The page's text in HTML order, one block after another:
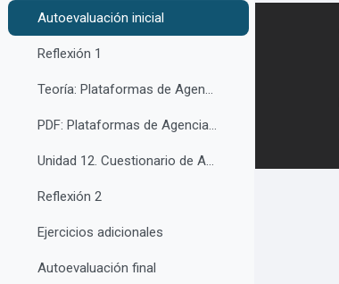
Autoevaluación inicial
Reflexión 1
Teoría: Plataformas de Agencia de Viajes
PDF: Plataformas de Agencias de Viaje
Unidad 12. Cuestionario de Autoevaluación
Reflexión 2
Ejercicios adicionales
Autoevaluación final